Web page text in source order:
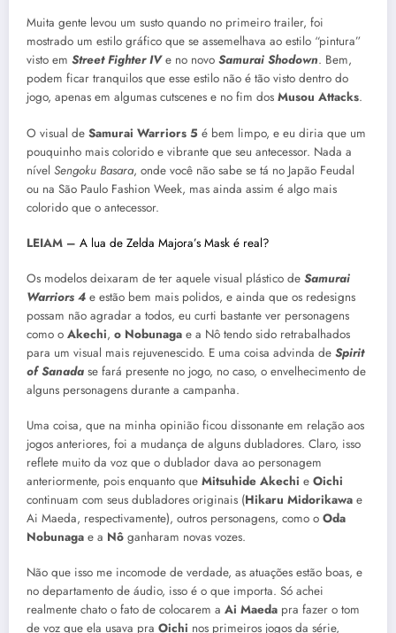
Muita gente levou um susto quando no primeiro trailer, foi
mostrado um estilo gráfico que se assemelhava ao estilo “pintura”
visto em Street Fighter IVe no novo Samurai Shodown. Bem,
podem ficar tranquilos que esse estilo não é tão visto dentro do
jogo, apenas em algumas cutscenes e no fim dos Musou Attacks.
O visual de Samurai Warriors 5 é bem limpo, e eu diria que um
pouquinho mais colorido e vibrante que seu antecessor. Nada a
nível Sengoku Basara, onde você não sabe se tá no Japão Feudal
ou na São Paulo Fashion Week, mas ainda assim é algo mais
colorido que o antecessor.
LEIAM – A lua de Zelda Majora’s Mask é real?
Os modelos deixaram de ter aquele visual plástico de Samurai
Warriors 4 e estão bem mais polidos, e ainda que os redesigns
possam não agradar a todos, eu curti bastante ver personagens
como o Akechi, o Nobunaga e a Nô tendo sido retrabalhados
para um visual mais rejuvenescido. E uma coisa advinda de Spirit
of Sanada se fará presente no jogo, no caso, o envelhecimento de
alguns personagens durante a campanha.
Uma coisa, que na minha opinião ficou dissonante em relação aos
jogos anteriores, foi a mudança de alguns dubladores. Claro, isso
reflete muito da voz que o dublador dava ao personagem
anteriormente, pois enquanto que Mitsuhide Akechi e Oichi
continuam com seus dubladores originais (Hikaru Midorikawa e
Ai Maeda, respectivamente), outros personagens, como o Oda
Nobunaga e a Nô ganharam novas vozes.
Não que isso me incomode de verdade, as atuações estão boas, e
no departamento de áudio, isso é o que importa. Só achei
realmente chato o fato de colocarem a Ai Maeda pra fazer o tom
de voz que ela usava pra Oichi nos primeiros jogos da série,